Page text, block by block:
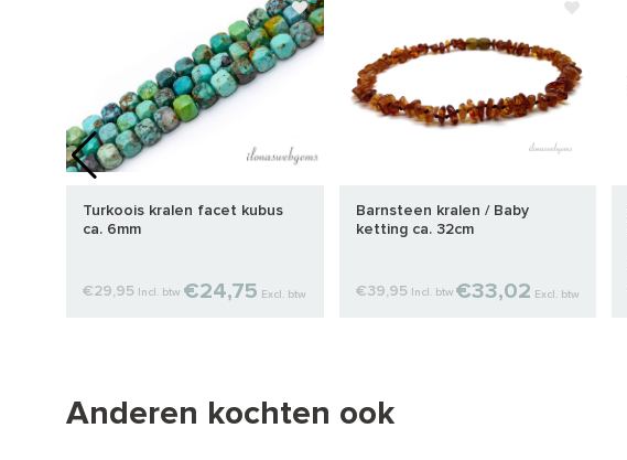
Turkoois kralen facet kubus
ca. 6mm
€29,95 Incl. btw €24,75 Excl. btw
Barnsteen kralen / Baby
ketting ca. 32cm
€39,95 Incl. btw €33,02 Excl. btw
Anderen kochten ook